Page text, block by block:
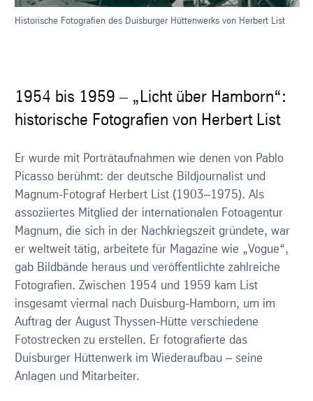
Historische Fotografien des Duisburger Hüttenwerks von Herbert List
1954 bis 1959 – „Licht über Hamborn“:
historische Fotografien von Herbert List
Er wurde mit Porträtaufnahmen wie denen von Pablo
Picasso berühmt: der deutsche Bildjournalist und
Magnum-Fotograf Herbert List (1903–1975). Als
assoziiertes Mitglied der internationalen Fotoagentur
Magnum, die sich in der Nachkriegszeit gründete, war
er weltweit tätig, arbeitete für Magazine wie „Vogue“,
gab Bildbände heraus und veröffentlichte zahlreiche
Fotografien. Zwischen 1954 und 1959 kam List
insgesamt viermal nach Duisburg-Hamborn, um im
Auftrag der August Thyssen-Hütte verschiedene
Fotostrecken zu erstellen. Er fotografierte das
Duisburger Hüttenwerk im Wiederaufbau – seine
Anlagen und Mitarbeiter.